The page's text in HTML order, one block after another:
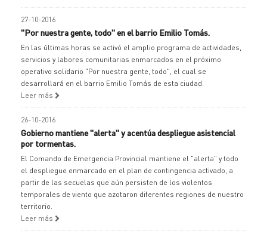
27-10-2016
"Por nuestra gente, todo" en el barrio Emilio Tomás.
En las últimas horas se activó el amplio programa de actividades,
servicios y labores comunitarias enmarcados en el próximo
operativo solidario "Por nuestra gente, todo", el cual se
desarrollará en el barrio Emilio Tomás de esta ciudad.
Leer más
26-10-2016
Gobierno mantiene "alerta" y acentúa despliegue asistencial
por tormentas.
El Comando de Emergencia Provincial mantiene el "alerta" y todo
el despliegue enmarcado en el plan de contingencia activado, a
partir de las secuelas que aún persisten de los violentos
temporales de viento que azotaron diferentes regiones de nuestro
territorio.
Leer más